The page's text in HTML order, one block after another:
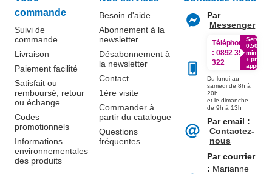
commande
Suivi de
commande
Livraison
Paiement facilité
Satisfait ou
remboursé, retour
ou échange
Codes
promotionnels
Informations
environnementales
des produits
Besoin d'aide
Abonnement à la
newsletter
Désabonnement à
la newsletter
Contact
1ère visite
Commander à
partir du catalogue
Questions
fréquentes
Par
Messenger
Téléphone
: 0892 350
322
Service
0.50€ /
min
+ prix
appel
Du lundi au
samedi de 8h à
20h
et le dimanche
de 9h à 13h
Par email :
Contactez-
nous
Par courrier
: Marianne